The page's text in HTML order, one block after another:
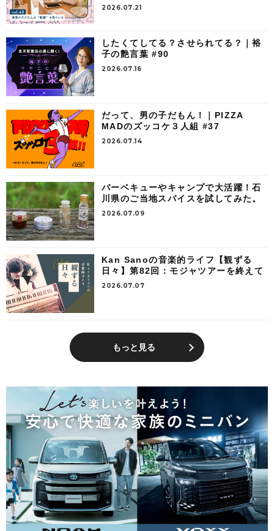
2026.07.21
したくてしてる？させられてる？｜裕
子の艶言葉 #90
2026.07.16
だって、男の子だもん！｜PIZZA
MADのズッコケ３人組 #37
2026.07.14
バーベキューやキャンプで大活躍！石
川県のご当地スパイスを試してみた。
2026.07.09
Kan Sanoの音楽的ライフ【観ずる
日々】第82回：モジャツアーを終えて
2026.07.07
もっと見る